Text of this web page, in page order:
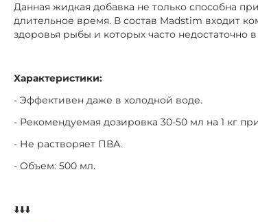
Данная жидкая добавка не только способна
длительное время. В состав Madstim входит
здоровья рыбы и которых часто недостаточно
Характеристики:
- Эффективен даже в холодной воде.
- Рекомендуемая дозировка 30-50 мл на 1 кг
- Не растворяет ПВА.
- Объем: 500 мл.
⬇️⬇️⬇️